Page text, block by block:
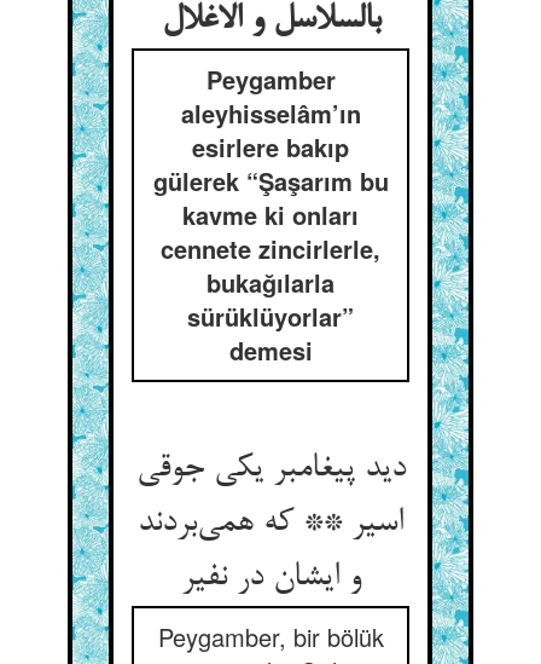
بالسلاسل و الاغلال
Peygamber
aleyhisselâm’ın
esirlere bakıp
gülerek “Şaşarım bu
kavme ki onları
cennete zincirlerle,
bukağılarla
sürüklüyorlar”
demesi
دید پیغامبر یکی جوقی
اسیر ** که همی‌بردند
و ایشان در نفیر
Peygamber, bir bölük